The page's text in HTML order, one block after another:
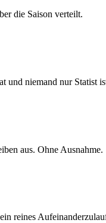
die Saison verteilt.
und niemand nur Statist
aus. Ohne Ausnahme.
reines